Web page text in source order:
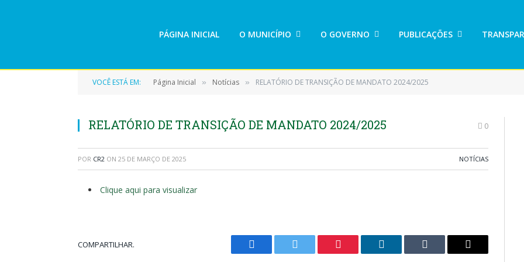
PÁGINA INICIAL O MUNICÍPIO O GOVERNO PUBLICAÇÕES
VOCÊ ESTÁ EM: Página Inicial » Notícias » RELATÓRIO DE TRANSIÇÃO DE MANDATO 2024/2025
RELATÓRIO DE TRANSIÇÃO DE MANDATO 2024/2025 0
POR CR2 ON 25 DE MARÇO DE 2025 NOTÍCIAS
Clique aqui para visualizar
COMPARTILHAR.
Facebook Twitter Pinterest LinkedIn Tumblr
E-